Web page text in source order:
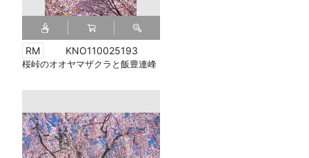
KNO110025193
桜峠のオオヤマザクラと飯豊連峰